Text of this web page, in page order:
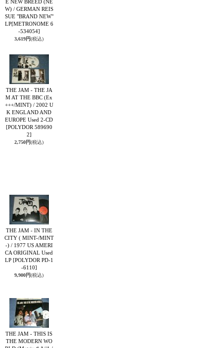
E NEW BREED (NE
W) / GERMAN REIS
SUE "BRAND NEW"
LP[METRONOME 6
-534054]
3,619円(税込)
THE JAM - THE JA
M AT THE BBC (Ex
+++/MINT) / 2002 U
K ENGLAND AND
EUROPE Used 2-CD
[POLYDOR 589690
2]
2,750円(税込)
THE JAM - IN THE
CITY ( MINT-/MINT
-) / 1977 US AMERI
CA ORIGINAL Used
LP [POLYDOR PD-1
-6110]
9,900円(税込)
THE JAM - THIS IS
THE MODERN WO